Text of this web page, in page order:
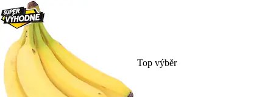
Top výběr